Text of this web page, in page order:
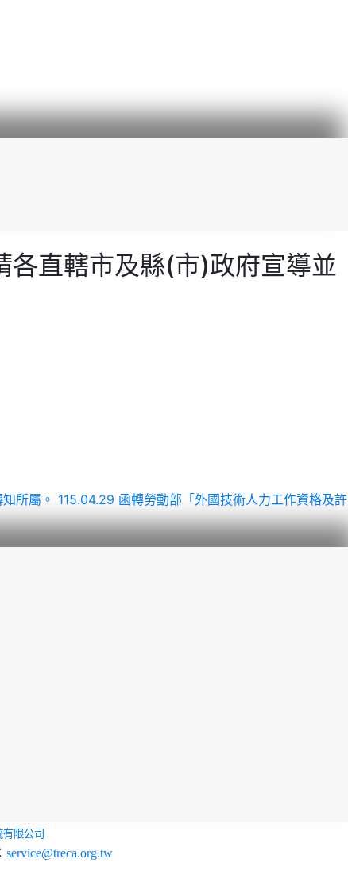
直轄市及縣(市)政府宣導並
所屬。 115.04.29 函轉勞動部「外國技術人力工作資格及許
限公司
service@treca.org.tw